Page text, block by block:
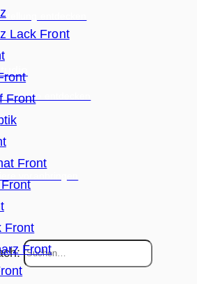
entdecken
entdecken
Lack Front
Front
Front
Front
Front